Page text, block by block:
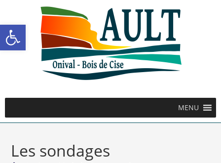
Ouvrir la barre d’outils
MENU
Les sondages